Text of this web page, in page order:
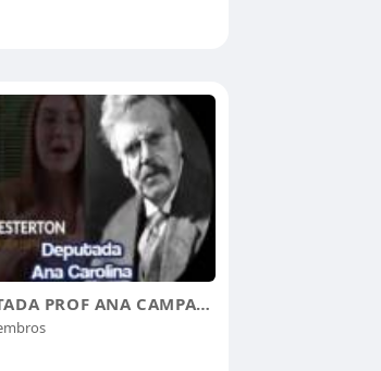
DEPUTADA PROF ANA CAMPAGNOLO